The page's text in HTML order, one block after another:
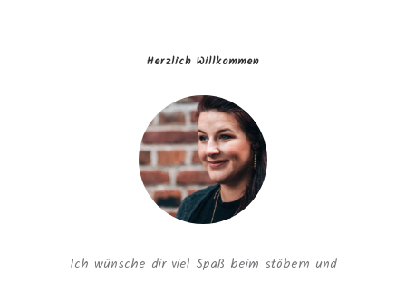
Herzlich Willkommen
Ich wünsche dir viel Spaß beim stöbern und